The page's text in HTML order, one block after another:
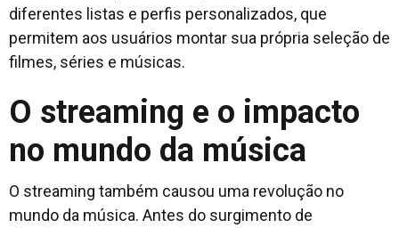
diferentes listas e perfis personalizados, que
permitem aos usuários montar sua própria seleção de
filmes, séries e músicas.
O streaming e o impacto
no mundo da música
O streaming também causou uma revolução no
mundo da música. Antes do surgimento de